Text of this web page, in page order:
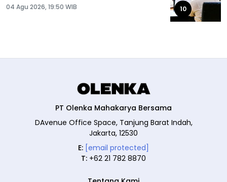
04 Agu 2026, 19:50 WIB 10
PT Olenka Mahakarya Bersama
DAvenue Office Space, Tanjung Barat Indah,
Jakarta, 12530
E: [email protected]
T: +62 21 782 8870